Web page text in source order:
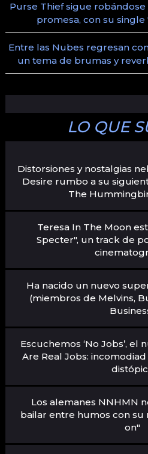
Purse Thief sigue
promesa, con su
Entre las Nubes regresan
un tema de brumas y
LO QUE
Distorsiones y nostalgias
Desire rumbo a su
The
Teresa In The Moon
Specter", un track de
Ha nacido un nuevo
(miembros de Melvins,
Escuchemos ‘No Jobs’, el
Are Real Jobs:
Los alemanes NNHMN
bailar entre humos con su
on"